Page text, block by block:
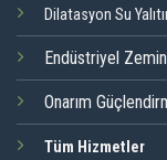
Dilatasyon Su
Endüstriyel
Onarım
Tüm Hizmetler